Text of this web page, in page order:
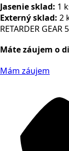
Jasenie sklad: 1
Externý sklad: 2
RETARDER
Máte záujem o
Mám záujem